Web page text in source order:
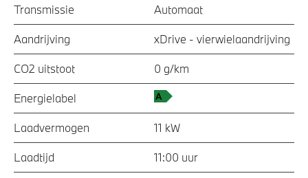
Transmissie Automaat
Aandrijving xDrive - vierwielaandrijving
CO2 uitstoot 0 g/km
Energielabel
Laadvermogen 11 kW
Laadtijd 11:00 uur